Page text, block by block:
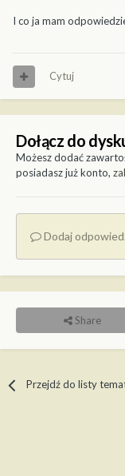
I co ja mam
Cytuj
Dołącz do
Możesz dodać
posiadasz już konto,
Dodaj
Share
Przejdź do listy